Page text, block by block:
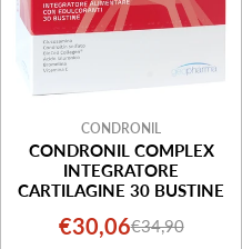
CONDRONIL
CONDRONIL COMPLEX
INTEGRATORE
CARTILAGINE 30 BUSTINE
Prezzo
€30,06Prezzo
€34,90